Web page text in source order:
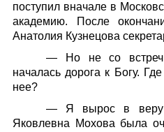
поступил вначале в
академию. После
Анатолия Кузнецова
— Но не со
началась дорога к Богу.
нее?
— Я вырос в
Яковлевна Мохова была